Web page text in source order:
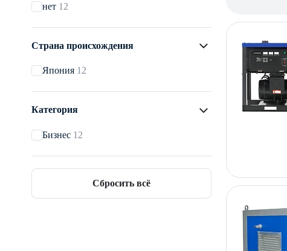
нет 12
Страна происхождения
Япония 12
Категория
Бизнес 12
Сбросить всё